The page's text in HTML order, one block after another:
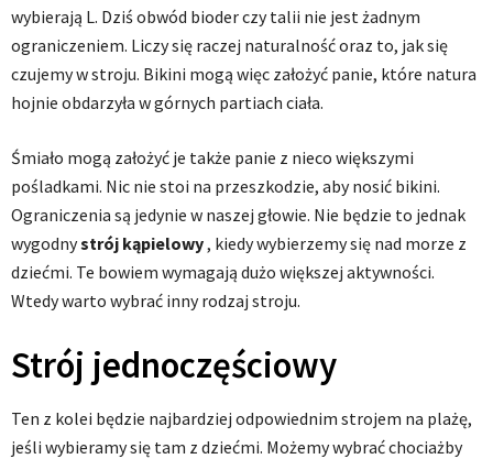
wybierają L. Dziś obwód bioder czy talii nie jest żadnym
ograniczeniem. Liczy się raczej naturalność oraz to, jak się
czujemy w stroju. Bikini mogą więc założyć panie, które natura
hojnie obdarzyła w górnych partiach ciała.
Śmiało mogą założyć je także panie z nieco większymi
pośladkami. Nic nie stoi na przeszkodzie, aby nosić bikini.
Ograniczenia są jedynie w naszej głowie. Nie będzie to jednak
wygodnystrój kąpielowy, kiedy wybierzemy się nad morze z
dziećmi. Te bowiem wymagają dużo większej aktywności.
Wtedy warto wybrać inny rodzaj stroju.
Strój jednoczęściowy
Ten z kolei będzie najbardziej odpowiednim strojem na plażę,
jeśli wybieramy się tam z dziećmi. Możemy wybrać chociażby